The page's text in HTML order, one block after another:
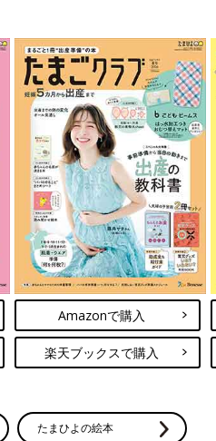
Amazonで購入
楽天ブックスで購入
たまひよの絵本